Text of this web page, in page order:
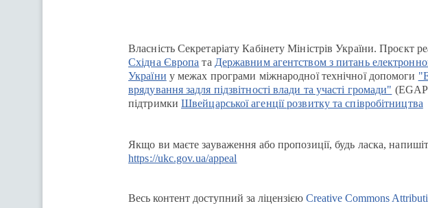
Власність Секретаріату Кабінету Міністрів України. Проєкт
Східна Європа та Державним агентством з питань
України у межах програми міжнародної технічної допомоги
врядування задля підзвітності влади та участі громади"
підтримки Швейцарської агенції розвитку та співробітництва
Якщо ви маєте зауваження або пропозиції, будь ласка,
https://ukc.gov.ua/appeal
Весь контент доступний за ліцензією Creative Commons